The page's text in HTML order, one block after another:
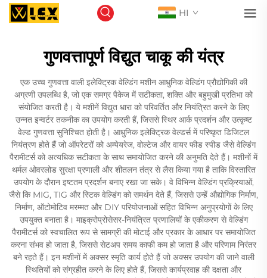
HI
गुणवत्तापूर्ण विद्युत चाकू की यंत्र
एक उच्च गुणवत्ता वाली इलेक्ट्रिक वेल्डिंग मशीन आधुनिक वेल्डिंग प्रौद्योगिकी की
अग्रणी उपलब्धि है, जो एक समग्र पैकेज में सटीकता, शक्ति और बहुमुखी प्रतिभा को
संयोजित करती है। ये मशीनें विद्युत धारा को परिवर्तित और नियंत्रित करने के लिए
उन्नत इन्वर्टर तकनीक का उपयोग करती हैं, जिससे स्थिर आर्क प्रदर्शन और उत्कृष्ट
वेल्ड गुणवत्ता सुनिश्चित होती है। आधुनिक इलेक्ट्रिक वेल्डर्स में परिष्कृत डिजिटल
नियंत्रण होते हैं जो ऑपरेटरों को अम्पेयरेज, वोल्टेज और वायर फीड स्पीड जैसे वेल्डिंग
पैरामीटर्स को अत्यधिक सटीकता के साथ समायोजित करने की अनुमति देते हैं। मशीनों में
थर्मल ओवरलोड सुरक्षा प्रणाली और शीतलन तंत्र से लैस किया गया है ताकि विस्तारित
उपयोग के दौरान इष्टतम प्रदर्शन बनाए रखा जा सके। वे विभिन्न वेल्डिंग प्रक्रियाओं,
जैसे कि MIG, TIG और स्टिक वेल्डिंग को समर्थन देते हैं, जिससे उन्हें औद्योगिक निर्माण,
निर्माण, ऑटोमोटिव मरम्मत और DIY परियोजनाओं सहित विभिन्न अनुप्रयोगों के लिए
उपयुक्त बनाता है। माइक्रोप्रोसेसर-नियंत्रित प्रणालियों के एकीकरण से वेल्डिंग
पैरामीटर्स को स्वचालित रूप से सामग्री की मोटाई और प्रकार के आधार पर समायोजित
करना संभव हो जाता है, जिससे सेटअप समय काफी कम हो जाता है और परिणाम निरंतर
बने रहते हैं। इन मशीनों में अक्सर स्मृति कार्य होते हैं जो अक्सर उपयोग की जाने वाली
स्थितियों को संग्रहीत करने के लिए होते हैं, जिससे कार्यप्रवाह की दक्षता और